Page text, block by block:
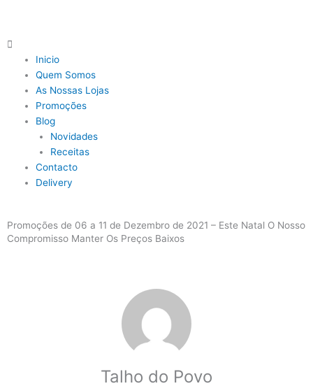
Main
Menu
Inicio
Quem Somos
As Nossas Lojas
Promoções
Blog
Novidades
Receitas
Contacto
Delivery
Promoções de 06 a 11 de Dezembro de 2021 – Este Natal O Nosso
Compromisso Manter Os Preços Baixos
Talho do Povo